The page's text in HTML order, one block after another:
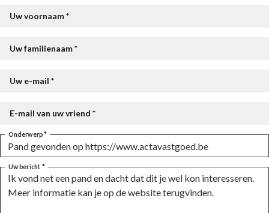
Uw voornaam *
Uw familienaam *
Uw e-mail *
E-mail van uw vriend *
Onderwerp *
Uw bericht *